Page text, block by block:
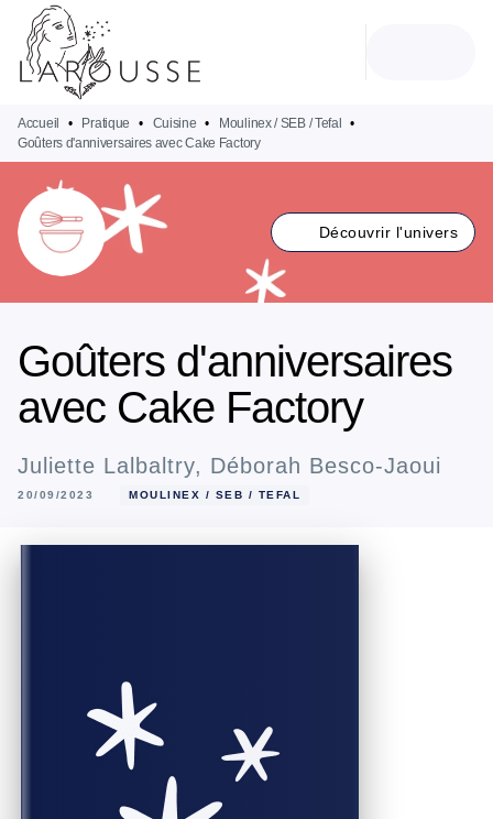
MENU
PIED DE PAGE
Accueil • Pratique • Cuisine • Moulinex / SEB / Tefal
•
Goûters d'anniversaires avec Cake Factory
Découvrir l'univers
Goûters d'anniversaires
avec Cake Factory
Juliette Lalbaltry, Déborah Besco-Jaoui
20/09/2023 MOULINEX / SEB / TEFAL